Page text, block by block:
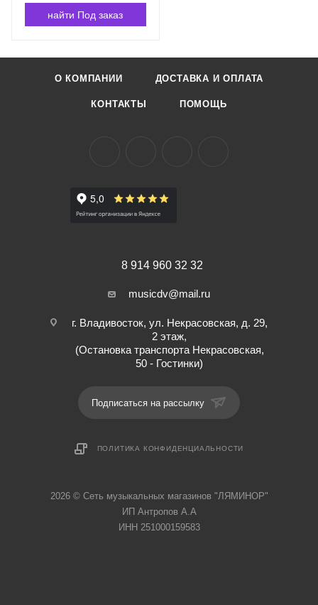
найти Под заказ
О КОМПАНИИ ДОСТАВКА И ОПЛАТА
КОНТАКТЫ ПОМОЩЬ
8 914 960 32 32
musicdv@mail.ru
г. Владивосток, ул. Некрасовская, д. 29,
2 этаж,
(Остановка транспорта Некрасовская,
50 - Гостинки)
Подписаться на рассылку
ПОЛИТИКА КОНФИДЕНЦИАЛЬНОСТИ
2026 © Cеть музыкальных магазинов "ЛЯМИНОР"
ИП Антропов А.А
ИНН 251000159583